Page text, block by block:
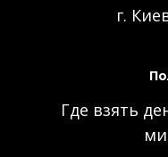
г.
Где взять